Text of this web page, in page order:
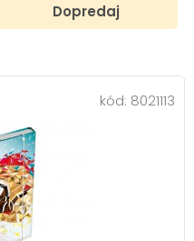
Dopredaj
kód: 8021113